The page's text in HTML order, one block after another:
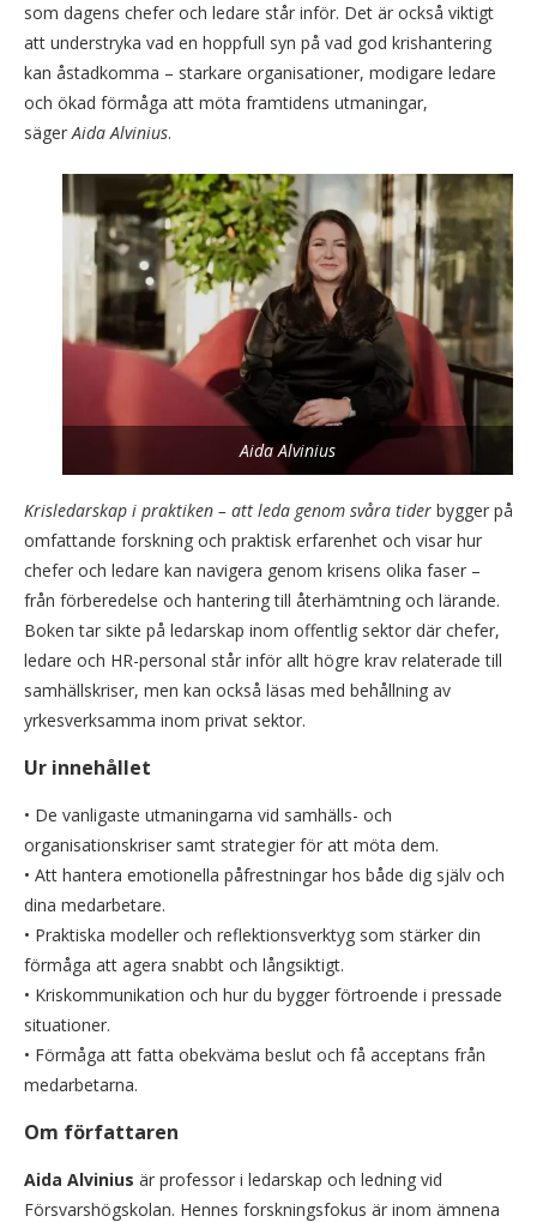
som dagens chefer och ledare står inför. Det är också viktigt
att understryka vad en hoppfull syn på vad god krishantering
kan åstadkomma – starkare organisationer, modigare ledare
och ökad förmåga att möta framtidens utmaningar,
sägerAida Alvinius.
Aida Alvinius
Krisledarskap i praktiken – att leda genom svåra tider bygger på
omfattande forskning och praktisk erfarenhet och visar hur
chefer och ledare kan navigera genom krisens olika faser –
från förberedelse och hantering till återhämtning och lärande.
Boken tar sikte på ledarskap inom offentlig sektor där chefer,
ledare och HR-personal står inför allt högre krav relaterade till
samhällskriser, men kan också läsas med behållning av
yrkesverksamma inom privat sektor.
Ur innehållet
• De vanligaste utmaningarna vid samhälls- och
organisationskriser samt strategier för att möta dem.
• Att hantera emotionella påfrestningar hos både dig själv och
dina medarbetare.
• Praktiska modeller och reflektionsverktyg som stärker din
förmåga att agera snabbt och långsiktigt.
• Kriskommunikation och hur du bygger förtroende i pressade
situationer.
• Förmåga att fatta obekväma beslut och få acceptans från
medarbetarna.
Om författaren
Aida Alvinius är professor i ledarskap och ledning vid
Försvarshögskolan. Hennes forskningsfokus är inom ämnena